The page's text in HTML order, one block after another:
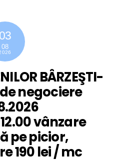
03
08
BÂRZEŞTI-
negociere
vânzare
pe picior,
190 lei / mc